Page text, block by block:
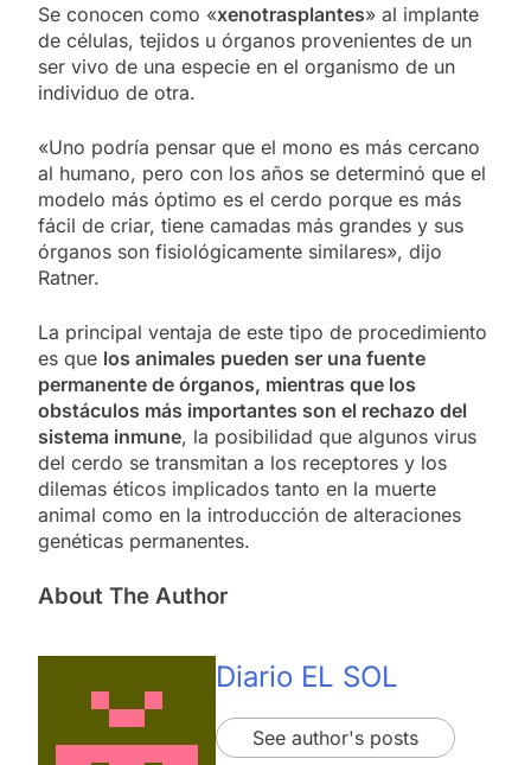
Se conocen como «xenotrasplantes» al implante
de células, tejidos u órganos provenientes de un
ser vivo de una especie en el organismo de un
individuo de otra.
«Uno podría pensar que el mono es más cercano
al humano, pero con los años se determinó que el
modelo más óptimo es el cerdo porque es más
fácil de criar, tiene camadas más grandes y sus
órganos son fisiológicamente similares», dijo
Ratner.
La principal ventaja de este tipo de procedimiento
es que los animales pueden ser una fuente
permanente de órganos, mientras que los
obstáculos más importantes son el rechazo del
sistema inmune, la posibilidad que algunos virus
del cerdo se transmitan a los receptores y los
dilemas éticos implicados tanto en la muerte
animal como en la introducción de alteraciones
genéticas permanentes.
About The Author
Diario EL SOL
See author's posts